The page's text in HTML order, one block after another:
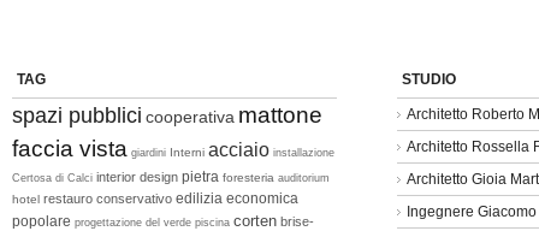
TAG
spazi pubblici cooperativa mattone
faccia vista giardini Interni acciaio installazione
Certosa di Calci interior design pietra foresteria auditorium
hotel restauro conservativo edilizia economica
popolare progettazione del verde piscina corten brise-
STUDIO
Architetto Roberto
Architetto Rossella
Architetto Gioia
Ingegnere